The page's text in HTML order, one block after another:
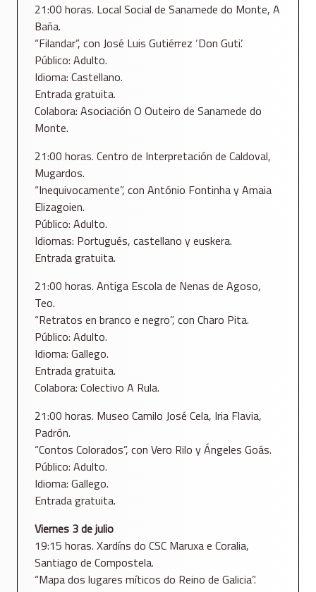
21:00 horas. Local Social de Sanamede do Monte, A
Baña.
“Filandar”, con José Luis Gutiérrez ‘Don Guti’.
Público: Adulto.
Idioma: Castellano.
Entrada gratuita.
Colabora: Asociación O Outeiro de Sanamede do
Monte.
21:00 horas. Centro de Interpretación de Caldoval,
Mugardos.
“Inequivocamente”, con António Fontinha y Amaia
Elizagoien.
Público: Adulto.
Idiomas: Portugués, castellano y euskera.
Entrada gratuita.
21:00 horas. Antiga Escola de Nenas de Agoso,
Teo.
“Retratos en branco e negro”, con Charo Pita.
Público: Adulto.
Idioma: Gallego.
Entrada gratuita.
Colabora: Colectivo A Rula.
21:00 horas. Museo Camilo José Cela, Iria Flavia,
Padrón.
“Contos Colorados”, con Vero Rilo y Ángeles Goás.
Público: Adulto.
Idioma: Gallego.
Entrada gratuita.
Viernes 3 de julio
19:15 horas. Xardíns do CSC Maruxa e Coralia,
Santiago de Compostela.
“Mapa dos lugares míticos do Reino de Galicia”.